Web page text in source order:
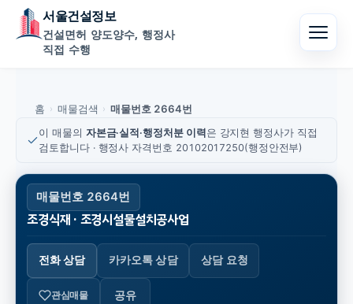
서울건설정보
건설면허 양도양수, 행정사
직접 수행
홈 › 매물검색 › 매물번호 2664번
이 매물의 자본금·실적·행정처분 이력 은 강지현 행정사가 직접
검토합니다 · 행정사 자격번호 20102017250(행정안전부)
매물번호 2664번
조경식재 · 조경시설물설치공사업
전화 상담 카카오톡 상담 상담 요청
관심매물 공유